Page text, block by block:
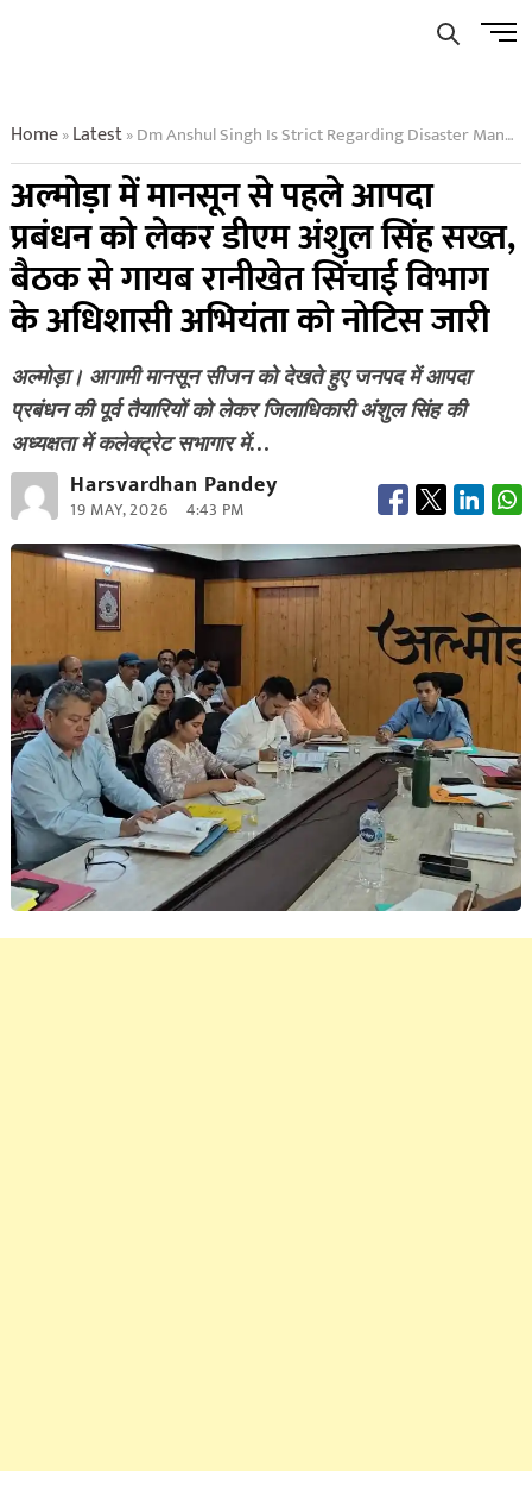
Menu
Home»Latest»Dm Anshul Singh Is Strict Regarding Disaster Management Before Monsoon In Almora Notice Issued To Executive Engineer Of Ranikhet Irrigation Department Missing From The Meeting
अल्मोड़ा में मानसून से पहले आपदा
प्रबंधन को लेकर डीएम अंशुल सिंह सख्त,
बैठक से गायब रानीखेत सिंचाई विभाग
के अधिशासी अभियंता को नोटिस जारी
अल्मोड़ा। आगामी मानसून सीजन को देखते हुए जनपद में आपदा
प्रबंधन की पूर्व तैयारियों को लेकर जिलाधिकारी अंशुल सिंह की
अध्यक्षता में कलेक्ट्रेट सभागार में…
Harsvardhan Pandey
19 MAY, 2026 4:43 PM